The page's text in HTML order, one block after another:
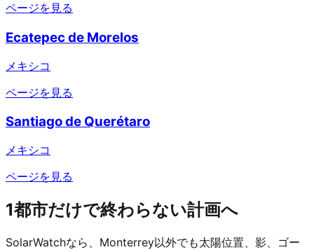
ページを見る
Ecatepec de Morelos
メキシコ
ページを見る
Santiago de Querétaro
メキシコ
ページを見る
1都市だけで終わらない計画へ
SolarWatchなら、Monterrey以外でも太陽位置、影、ゴー